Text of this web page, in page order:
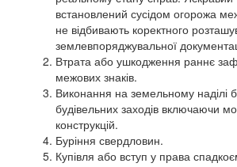
встановлений сусідом огорожа
не відбивають коректного
землевпоряджувальної
Втрата або ушкодження раннє
межових знаків.
Виконання на земельному наділі
будівельних заходів включаючи
конструкцій.
Буріння свердловин.
Купівля або вступ у права